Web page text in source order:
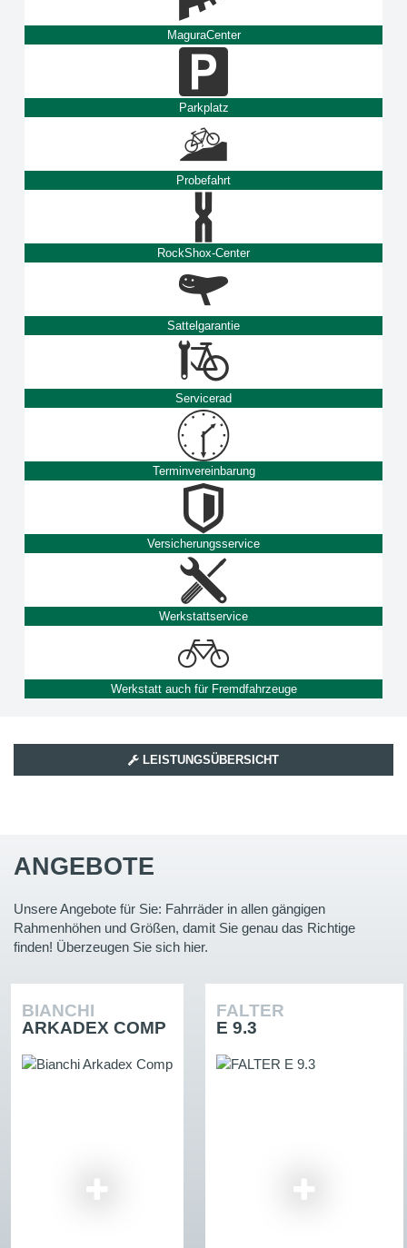
MaguraCenter
Parkplatz
Probefahrt
RockShox-Center
Sattelgarantie
Servicerad
Terminvereinbarung
Versicherungsservice
Werkstattservice
Werkstatt auch für Fremdfahrzeuge
LEISTUNGSÜBERSICHT
ANGEBOTE
Unsere Angebote für Sie: Fahrräder in allen gängigen
Rahmenhöhen und Größen, damit Sie genau das Richtige
finden! Überzeugen Sie sich hier.
BIANCHI
ARKADEX COMP
FALTER
E 9.3